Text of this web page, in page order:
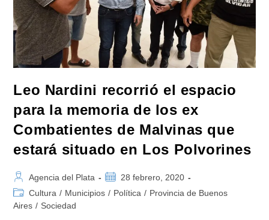
Leo Nardini recorrió el espacio
para la memoria de los ex
Combatientes de Malvinas que
estará situado en Los Polvorines
Autor
de
la
Agencia del Plata
Publicación
de
28 febrero, 2020
Categoría
de
Cultura / Municipios / Política / Provincia de Buenos
Aires / Sociedad